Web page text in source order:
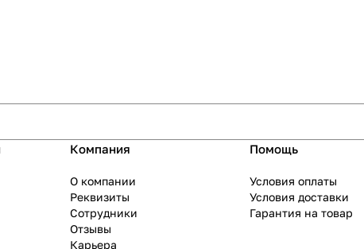
Компания
О компании
Реквизиты
Сотрудники
Отзывы
Карьера
Помощь
Условия оплаты
Условия доставки
Гарантия на товар